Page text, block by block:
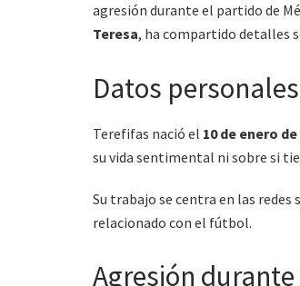
agresión durante el partido de
Teresa, ha compartido detalles
Datos
Terefifas nació el 10 de enero de
su vida sentimental ni sobre si
Su trabajo se centra en las
relacionado con el fútbol.
Agresión